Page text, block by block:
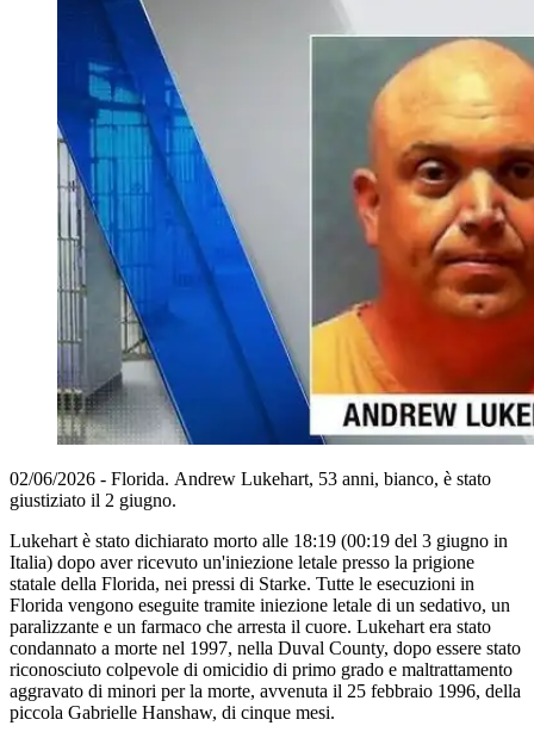
02/06/2026 - Florida. Andrew Lukehart, 53 anni, bianco, è stato
giustiziato il 2 giugno.
Lukehart è stato dichiarato morto alle 18:19 (00:19 del 3 giugno in
Italia) dopo aver ricevuto un'iniezione letale presso la prigione
statale della Florida, nei pressi di Starke. Tutte le esecuzioni in
Florida vengono eseguite tramite iniezione letale di un sedativo, un
paralizzante e un farmaco che arresta il cuore. Lukehart era stato
condannato a morte nel 1997, nella Duval County, dopo essere stato
riconosciuto colpevole di omicidio di primo grado e maltrattamento
aggravato di minori per la morte, avvenuta il 25 febbraio 1996, della
piccola Gabrielle Hanshaw, di cinque mesi.